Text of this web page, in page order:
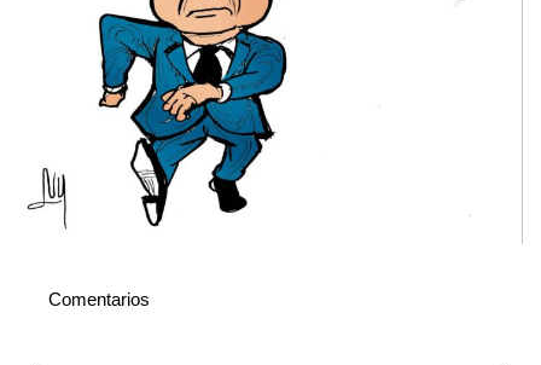
Comentarios